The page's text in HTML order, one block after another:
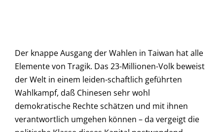
Der knappe Ausgang der Wahlen in Taiwan hat alle
Elemente von Tragik. Das 23-Millionen-Volk beweist
der Welt in einem leiden-schaftlich geführten
Wahlkampf, daß Chinesen sehr wohl
demokratische Rechte schätzen und mit ihnen
verantwortlich umgehen können – da vergeigt die